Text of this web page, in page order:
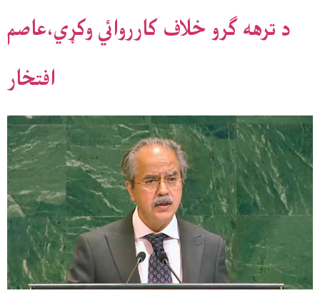
د ترهه ګرو خلاف کارروائي وکړي،عاصم
افتخار